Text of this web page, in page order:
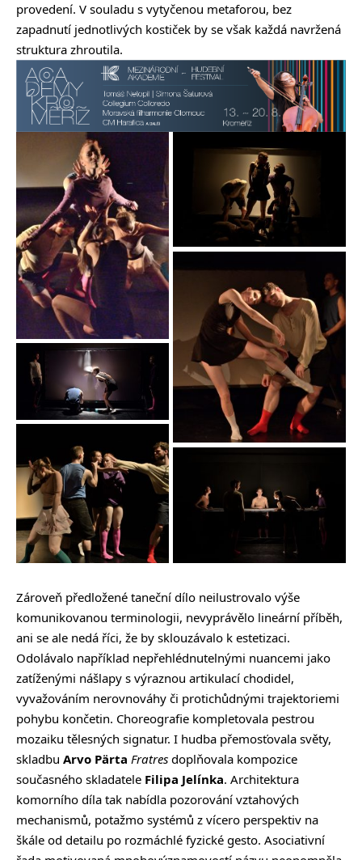
provedení. V souladu s vytyčenou metaforou, bez
zapadnutí jednotlivých kostiček by se však každá navržená
struktura zhroutila.
Zároveň předložené taneční dílo neilustrovalo výše
komunikovanou terminologii, nevyprávělo lineární příběh,
ani se ale nedá říci, že by sklouzávalo k estetizaci.
Odolávalo například nepřehlédnutelnými nuancemi jako
zatíženými nášlapy s výraznou artikulací chodidel,
vyvažováním nerovnováhy či protichůdnými trajektoriemi
pohybu končetin. Choreografie kompletovala pestrou
mozaiku tělesných signatur. I hudba přemosťovala světy,
skladbu Arvo Pärta Fratres doplňovala kompozice
současného skladatele Filipa Jelínka. Architektura
komorního díla tak nabídla pozorování vztahových
mechanismů, potažmo systémů z vícero perspektiv na
škále od detailu po rozmáchlé fyzické gesto. Asociativní